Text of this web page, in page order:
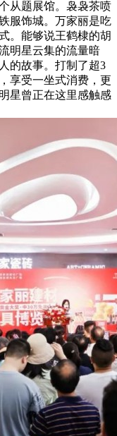
从题展馆。袅袅茶喷
服饰城。万家丽是吃
。能够说王鹤棣的胡
明星云集的流量暗
的故事。打制了超3
享受一坐式消费，更
星曾正在这里感触感